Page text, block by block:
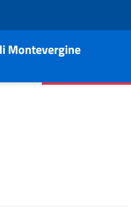
Montevergine